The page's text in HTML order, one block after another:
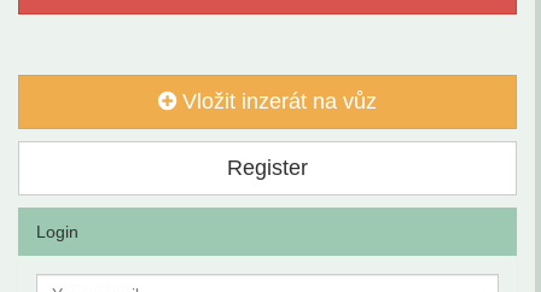
Vložit inzerát na vůz
Register
Login